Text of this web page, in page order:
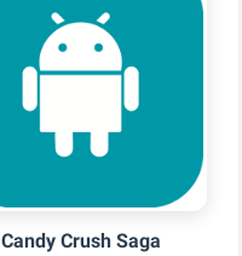
Candy Crush Saga